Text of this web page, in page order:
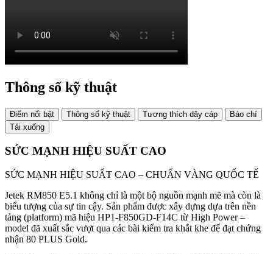
Thông số kỹ thuật
Điểm nổi bật Thông số kỹ thuật Tương thích dây cáp
Báo chí
Tải xuống
SỨC MẠNH HIỆU SUẤT CAO
SỨC MẠNH HIỆU SUẤT CAO – CHUẨN VÀNG QUỐC TẾ
Jetek RM850 E5.1 không chỉ là một bộ nguồn mạnh mẽ mà còn là
biểu tượng của sự tin cậy. Sản phẩm được xây dựng dựa trên nền
tảng (platform) mã hiệu HP1-F850GD-F14C từ High Power –
model đã xuất sắc vượt qua các bài kiểm tra khắt khe để đạt chứng
nhận 80 PLUS Gold.